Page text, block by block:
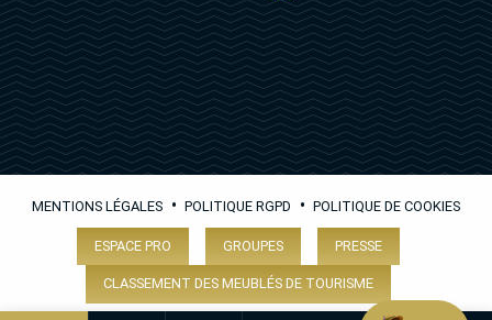
MENTIONS LÉGALES • POLITIQUE RGPD • POLITIQUE DE COOKIES
ESPACE PRO GROUPES PRESSE
CLASSEMENT DES MEUBLÉS DE TOURISME